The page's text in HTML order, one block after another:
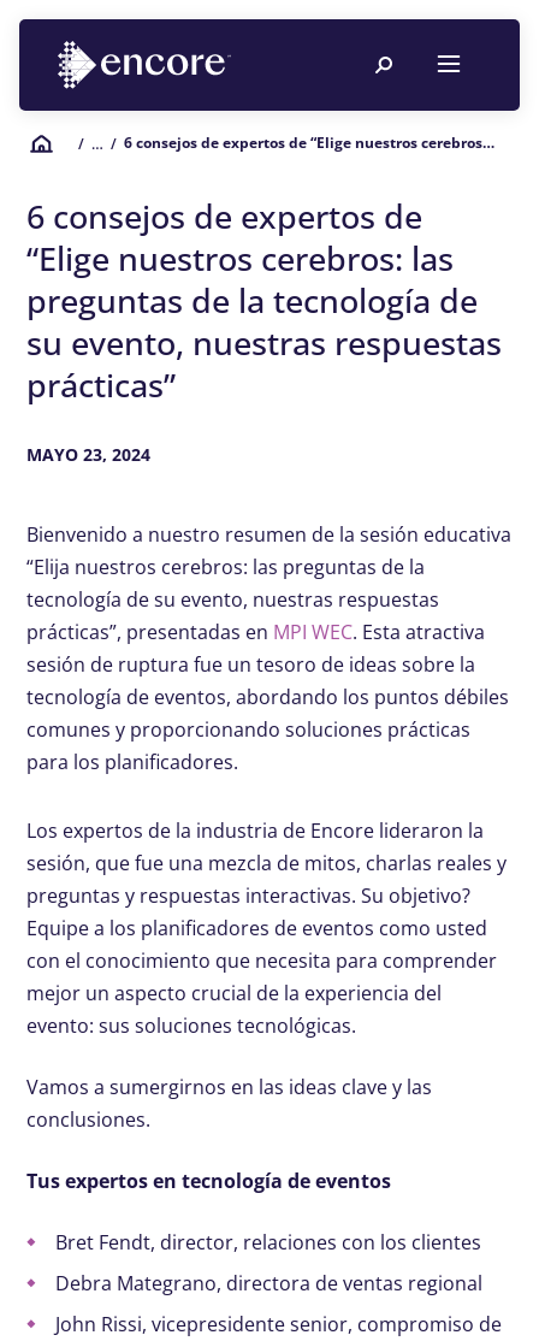
/ … / 6 consejos de expertos de “Elige nuestros cerebros: las preguntas de la tecnología de su evento, nuestras respuestas prácticas”
6 consejos de expertos de
“Elige nuestros cerebros: las
preguntas de la tecnología de
su evento, nuestras respuestas
prácticas”
MAYO 23, 2024
Bienvenido a nuestro resumen de la sesión educativa
“Elija nuestros cerebros: las preguntas de la
tecnología de su evento, nuestras respuestas
prácticas”, presentadas en MPI WEC. Esta atractiva
sesión de ruptura fue un tesoro de ideas sobre la
tecnología de eventos, abordando los puntos débiles
comunes y proporcionando soluciones prácticas
para los planificadores.
Los expertos de la industria de Encore lideraron la
sesión, que fue una mezcla de mitos, charlas reales y
preguntas y respuestas interactivas. Su objetivo?
Equipe a los planificadores de eventos como usted
con el conocimiento que necesita para comprender
mejor un aspecto crucial de la experiencia del
evento: sus soluciones tecnológicas.
Vamos a sumergirnos en las ideas clave y las
conclusiones.
Tus expertos en tecnología de eventos
Bret Fendt, director, relaciones con los clientes
Debra Mategrano, directora de ventas regional
John Rissi, vicepresidente senior, compromiso de